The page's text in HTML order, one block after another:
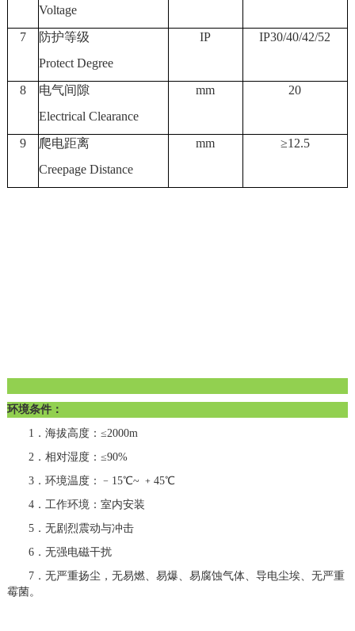
Voltage
7
防护等级
Protect Degree
IP IP30/40/42/52
8
电气间隙
Electrical Clearance
mm 20
9
爬电距离
Creepage Distance
mm ≥12.5
环境条件：
1．海拔高度：≤2000m
2．相对湿度：≤90%
3．环境温度：﹣15℃~ ﹢45℃
4．工作环境：室内安装
5．无剧烈震动与冲击
6．无强电磁干扰
7．无严重扬尘，无易燃、易爆、易腐蚀气体、导电尘埃、无严重
霉菌。